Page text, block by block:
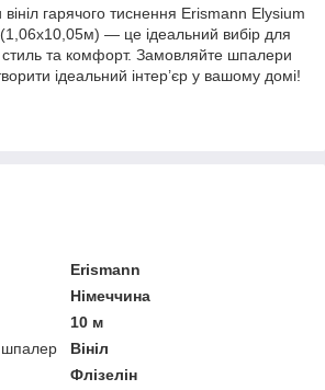
вініл гарячого тиснення Erismann Elysium
— це ідеальний вибір для
стиль та комфорт. Замовляйте шпалери
ідеальний інтер’єр у вашому домі!
Erismann
Німеччина
10 м
шпалер
Вініл
Флізелін